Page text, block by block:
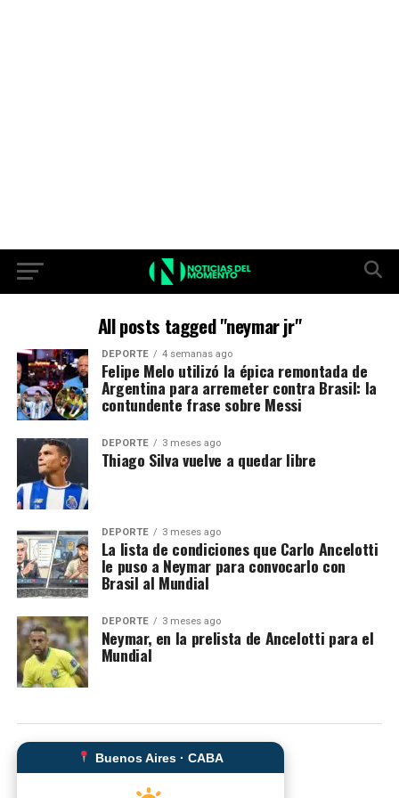
All posts tagged "neymar jr"
DEPORTE 4 semanas ago
Felipe Melo utilizó la épica remontada de
Argentina para arremeter contra Brasil: la
contundente frase sobre Messi
DEPORTE 3 meses ago
Thiago Silva vuelve a quedar libre
DEPORTE 3 meses ago
La lista de condiciones que Carlo Ancelotti
le puso a Neymar para convocarlo con
Brasil al Mundial
DEPORTE 3 meses ago
Neymar, en la prelista de Ancelotti para el
Mundial
Buenos Aires · CABA